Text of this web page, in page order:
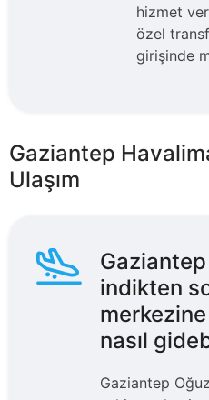
hizmet
özel
girişinde
Gaziantep
Ulaşım
indikten
nasıl
Gaziantep